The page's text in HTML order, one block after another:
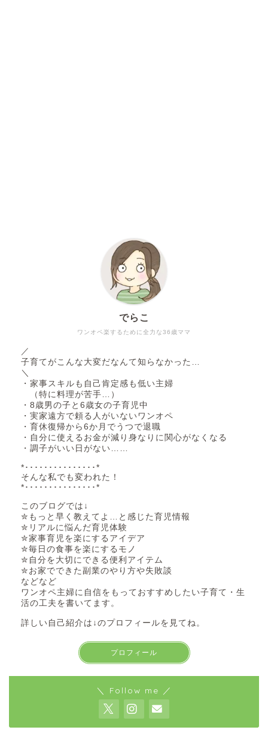
ワンオペ楽するために全力な36歳ママ
でらこ
／
子育てがこんな大変だなんて知らなかった…
＼
・家事スキルも自己肯定感も低い主婦
（特に料理が苦手…）
・8歳男の子と6歳女の子育児中
・実家遠方で頼る人がいないワンオペ
・育休復帰から6か月でうつで退職
・自分に使えるお金が減り身なりに関心がなくなる
・調子がいい日がない……
*･･･････････････*
そんな私でも変われた！
*･･･････････････*
このブログでは↓
✮もっと早く教えてよ…と感じた育児情報
✮リアルに悩んだ育児体験
✮家事育児を楽にするアイデア
✮毎日の食事を楽にするモノ
✮自分を大切にできる便利アイテム
✮お家でできた副業のやり方や失敗談
などなど
ワンオペ主婦に自信をもっておすすめしたい子育て・生
活の工夫を書いてます。
詳しい自己紹介は↓のプロフィールを見てね。
プロフィール
＼ Follow me ／